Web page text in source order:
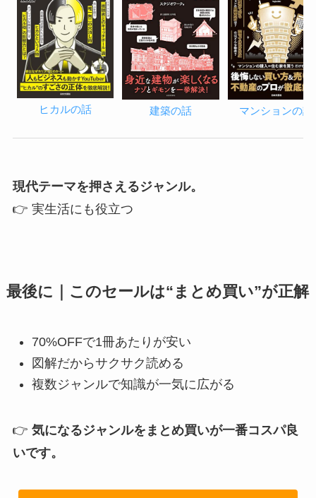
ヒカルの話 建築の話 マンションの話
現代テーマを押さえるジャンル。
👉 実生活にも役立つ
最後に｜このセールは“まとめ買い”が正解
70%OFFで1冊あたりが安い
図解だからサクサク読める
複数ジャンルで知識が一気に広がる
👉 気になるジャンルをまとめ買いが一番コスパ良
いです。